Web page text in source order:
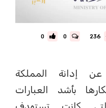
0
0
عن إدانة المملكة
بأشد العبارات